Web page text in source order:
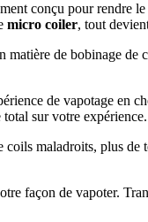
conçu pour rendre le
micro coiler, tout
de bobinage
de vapotage en
sur votre expérience.
maladroits, plus
façon de vapoter.